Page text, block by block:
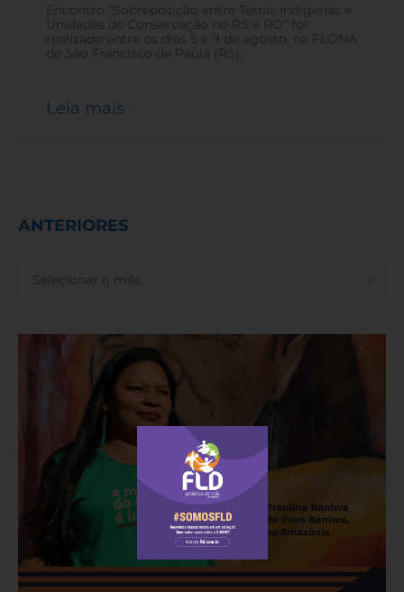
Encontro “Sobreposição entre Terras Indígenas e
Unidades de Conservação no RS e RO” foi
realizado entre os dias 5 e 9 de agosto, na FLONA
de São Francisco de Paula (RS).
Leia mais
ANTERIORES